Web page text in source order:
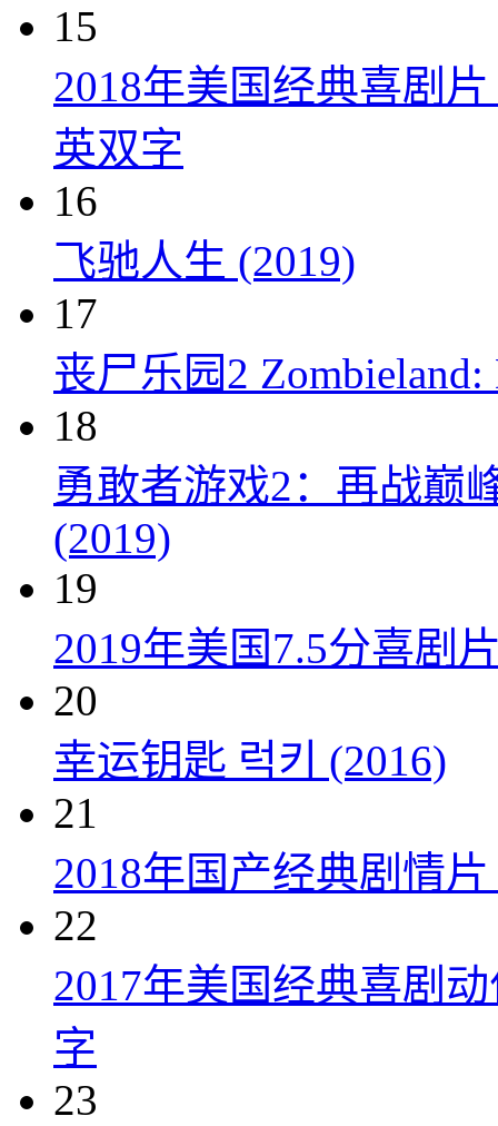
15
2018年美国经典喜剧
英双字
16
飞驰人生 (2019)
17
丧尸乐园2 Zombieland:
18
勇敢者游戏2：再战巅
(2019)
19
2019年美国7.5分喜剧
20
幸运钥匙 럭키 (2016)
21
2018年国产经典剧情
22
2017年美国经典喜剧
字
23